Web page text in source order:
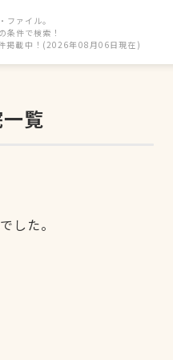
ァイル。
条件で検索！
掲載中！(2026年08月06日現在)
覧
した。